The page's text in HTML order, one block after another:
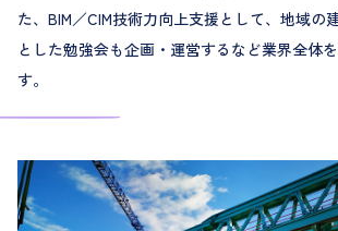
た、BIM／CIM技術力向上支援として、地域の
とした勉強会も企画・運営するなど業界全体
す。